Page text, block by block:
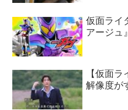
仮面ライ
アージュ
【仮面
解像度が